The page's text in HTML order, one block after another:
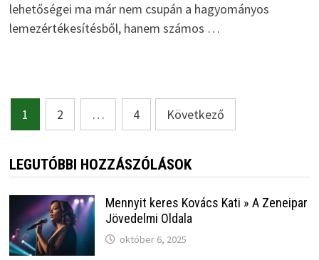
lehetőségei ma már nem csupán a hagyományos
lemezértékesítésből, hanem számos …
Bejegyzések
lapozása
1 2 … 4 Következő
LEGUTÓBBI HOZZÁSZÓLÁSOK
Mennyit keres Kovács Kati » A Zeneipar
Jövedelmi Oldala
október 6, 2025